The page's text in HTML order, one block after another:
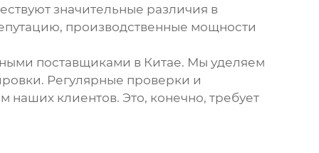
значительные различия в
производственные мощности
поставщиками в Китае. Мы уделяем
Регулярные проверки и
наших клиентов. Это, конечно, требует